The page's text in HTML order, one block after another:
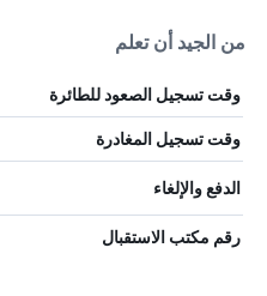
من الجيد أن تعلم
وقت تسجيل الصعود للطائرة
وقت تسجيل المغادرة
الدفع والإلغاء
رقم مكتب الاستقبال